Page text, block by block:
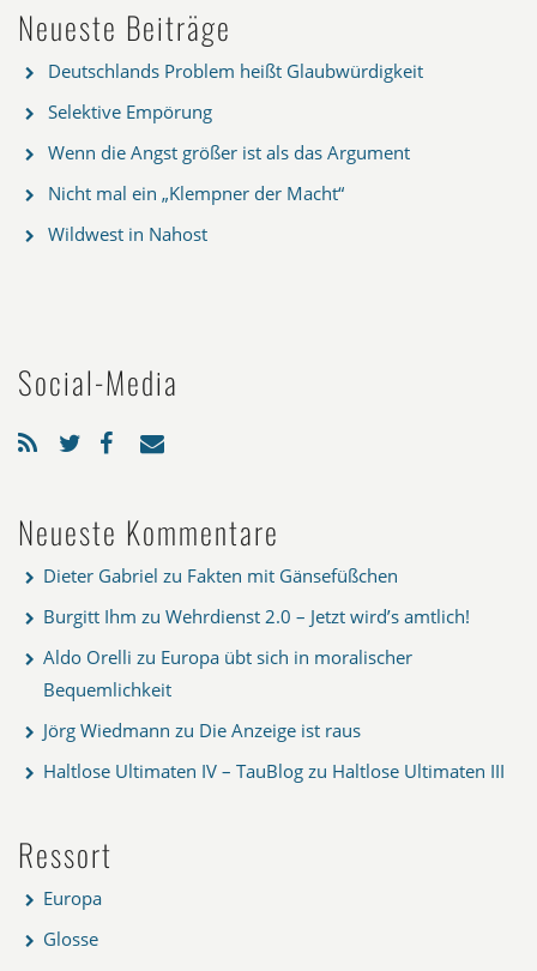
Neueste Beiträge
Deutschlands Problem heißt Glaubwürdigkeit
Selektive Empörung
Wenn die Angst größer ist als das Argument
Nicht mal ein „Klempner der Macht“
Wildwest in Nahost
Social-Media
Neueste Kommentare
Dieter Gabriel zu Fakten mit Gänsefüßchen
Burgitt Ihm zu Wehrdienst 2.0 – Jetzt wird’s amtlich!
Aldo Orelli zu Europa übt sich in moralischer
Bequemlichkeit
Jörg Wiedmann zu Die Anzeige ist raus
Haltlose Ultimaten IV – TauBlog zu Haltlose Ultimaten III
Ressort
Europa
Glosse